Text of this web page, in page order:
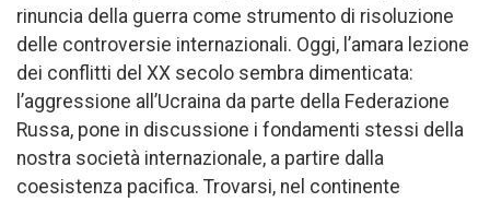
rinuncia della guerra come strumento di risoluzione
delle controversie internazionali. Oggi, l’amara lezione
dei conflitti del XX secolo sembra dimenticata:
l’aggressione all’Ucraina da parte della Federazione
Russa, pone in discussione i fondamenti stessi della
nostra società internazionale, a partire dalla
coesistenza pacifica. Trovarsi, nel continente